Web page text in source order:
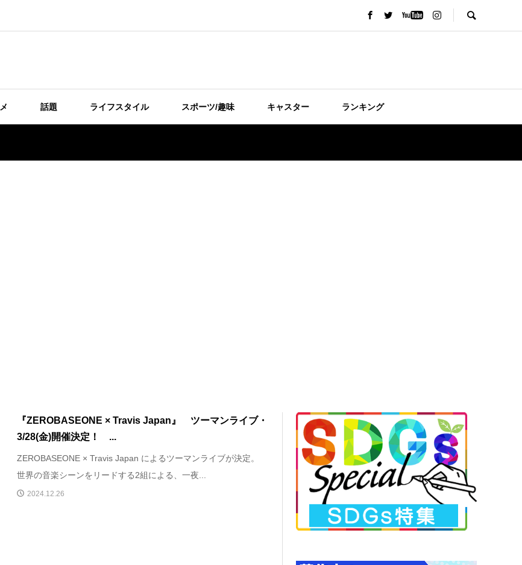
話題 ライフスタイル スポーツ/趣味 キャスター ランキング
『ZEROBASEONE × Travis Japan』 ツーマンライブ・
3/28(金)開催決定！ ...
ZEROBASEONE × Travis Japan によるツーマンライブが決定。
世界の音楽シーンをリードする2組による、一夜...
2024.12.26